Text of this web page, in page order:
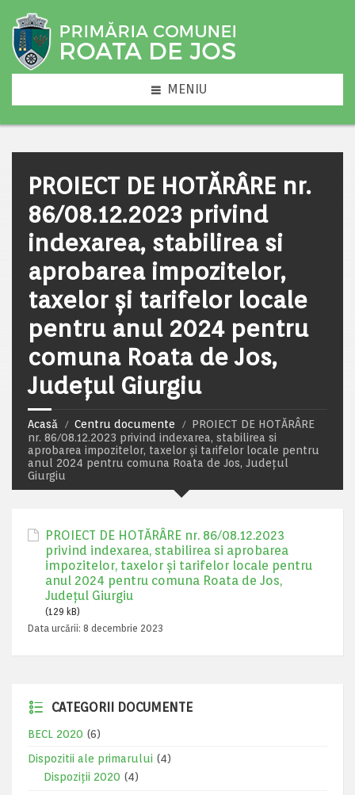
MENIU
PROIECT DE HOTĂRÂRE nr.
86/08.12.2023 privind
indexarea, stabilirea si
aprobarea impozitelor,
taxelor și tarifelor locale
pentru anul 2024 pentru
comuna Roata de Jos,
Județul Giurgiu
Acasă Centru documente
PROIECT DE HOTĂRÂRE
nr. 86/08.12.2023 privind indexarea, stabilirea si
aprobarea impozitelor, taxelor și tarifelor locale pentru
anul 2024 pentru comuna Roata de Jos, Județul
Giurgiu
PROIECT DE HOTĂRÂRE nr. 86/08.12.2023
privind indexarea, stabilirea si aprobarea
impozitelor, taxelor și tarifelor locale pentru
anul 2024 pentru comuna Roata de Jos,
Județul Giurgiu
(129 kB)
Data urcării: 8 decembrie 2023
CATEGORII DOCUMENTE
BECL 2020 (6)
Dispozitii ale primarului (4)
Dispoziții 2020 (4)